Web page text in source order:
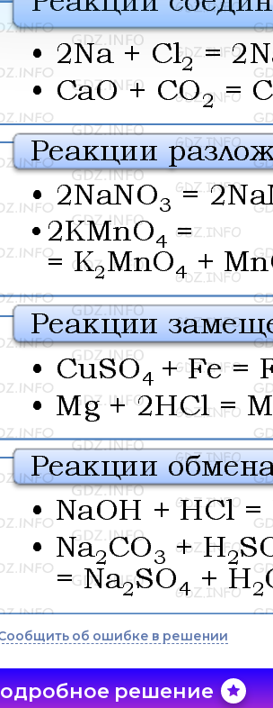
об ошибке в решении
решение